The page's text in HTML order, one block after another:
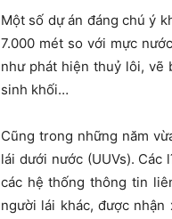
Một số dự án đáng chú ý
7.000 mét so với mực
như phát hiện thuỷ lôi, vẽ
sinh khối…
Cũng trong những năm
lái dưới nước (UUVs).
các hệ thống thông tin
người lái khác, được